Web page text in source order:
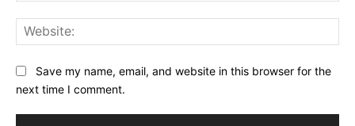
Save my name, email, and website in this browser for the
next time I comment.